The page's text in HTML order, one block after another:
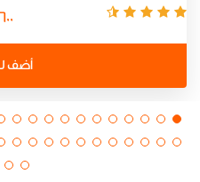
600 جنيه
أضف